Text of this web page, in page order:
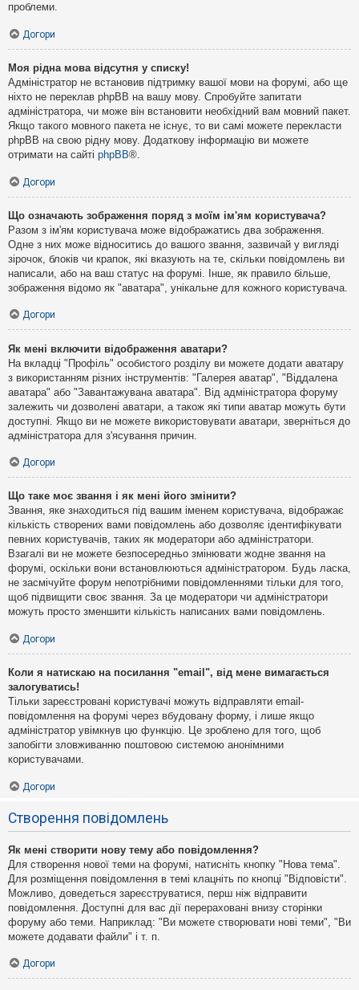
проблеми.
Догори
Моя рідна мова відсутня у списку!
Адміністратор не встановив підтримку вашої мови на форумі, або ще
ніхто не переклав phpBB на вашу мову. Спробуйте запитати
адміністратора, чи може він встановити необхідний вам мовний пакет.
Якщо такого мовного пакета не існує, то ви самі можете перекласти
phpBB на свою рідну мову. Додаткову інформацію ви можете
отримати на сайті phpBB®.
Догори
Що означають зображення поряд з моїм ім'ям користувача?
Разом з ім'ям користувача може відображатись два зображення.
Одне з них може відноситись до вашого звання, зазвичай у вигляді
зірочок, блоків чи крапок, які вказують на те, скільки повідомлень ви
написали, або на ваш статус на форумі. Інше, як правило більше,
зображення відомо як "аватара", унікальне для кожного користувача.
Догори
Як мені включити відображення аватари?
На вкладці "Профіль" особистого розділу ви можете додати аватару
з використанням різних інструментів: "Галерея аватар", "Віддалена
аватара" або "Завантажувана аватара". Від адміністратора форуму
залежить чи дозволені аватари, а також які типи аватар можуть бути
доступні. Якщо ви не можете використовувати аватари, зверніться до
адміністратора для з'ясування причин.
Догори
Що таке моє звання і як мені його змінити?
Звання, яке знаходиться під вашим іменем користувача, відображає
кількість створених вами повідомлень або дозволяє ідентифікувати
певних користувачів, таких як модератори або адміністратори.
Взагалі ви не можете безпосередньо змінювати жодне звання на
форумі, оскільки вони встановлюються адміністратором. Будь ласка,
не засмічуйте форум непотрібними повідомленнями тільки для того,
щоб підвищити своє звання. За це модератори чи адміністратори
можуть просто зменшити кількість написаних вами повідомлень.
Догори
Коли я натискаю на посилання "email", від мене вимагається
залогуватись!
Тільки зареєстровані користувачі можуть відправляти email-
повідомлення на форумі через вбудовану форму, і лише якщо
адміністратор увімкнув цю функцію. Це зроблено для того, щоб
запобігти зловживанню поштовою системою анонімними
користувачами.
Догори
Створення повідомлень
Як мені створити нову тему або повідомлення?
Для створення нової теми на форумі, натисніть кнопку "Нова тема".
Для розміщення повідомлення в темі клацніть по кнопці "Відповісти".
Можливо, доведеться зареєструватися, перш ніж відправити
повідомлення. Доступні для вас дії перераховані внизу сторінки
форуму або теми. Наприклад: "Ви можете створювати нові теми", "Ви
можете додавати файли" і т. п.
Догори